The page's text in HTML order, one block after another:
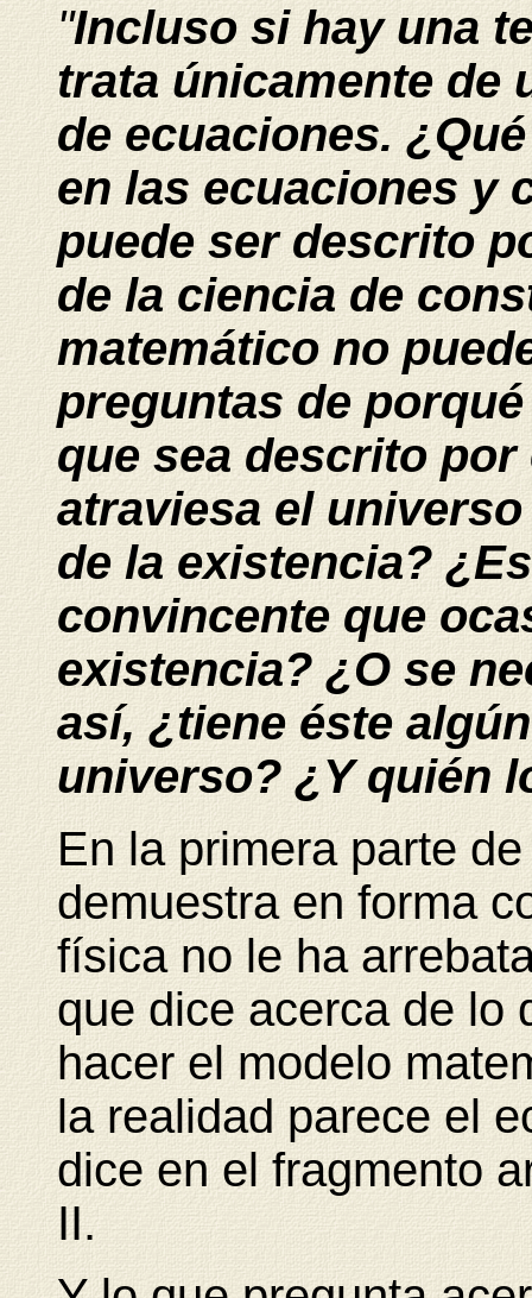
"Incluso si hay una
trata únicamente de
de ecuaciones.
en las ecuaciones y
puede ser descrito
de la ciencia de
matemático no
preguntas de
que sea descrito
atraviesa el
de la existencia?
convincente que
existencia? ¿O se
así, ¿tiene éste
universo? ¿Y quién
En la primera parte
demuestra en forma
física no le ha
que dice acerca de lo
hacer el modelo
la realidad parece el
dice en el fragmento
II.